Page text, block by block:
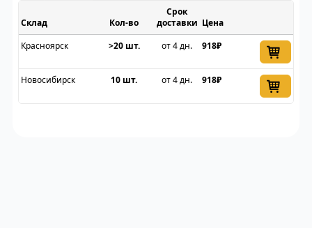
Склад
Срок
доставки Цена
Красноярск
>20 шт. от 4 дн. 918₽
Новосибирск 10 шт. от 4 дн. 918₽